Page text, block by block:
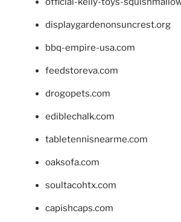
displaygardenonsuncrest.org
bbq-empire-usa.com
feedstoreva.com
drogopets.com
ediblechalk.com
tabletennisnearme.com
oaksofa.com
soultacohtx.com
capishcaps.com